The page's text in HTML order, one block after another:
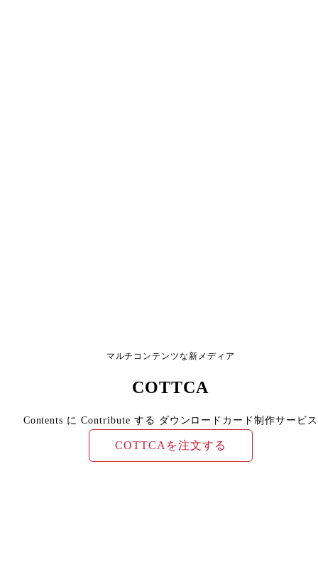
マルチコンテンツな新メディア
COTTCA
Contents に Contribute する ダウンロードカード制作サービス
COTTCAを注文する